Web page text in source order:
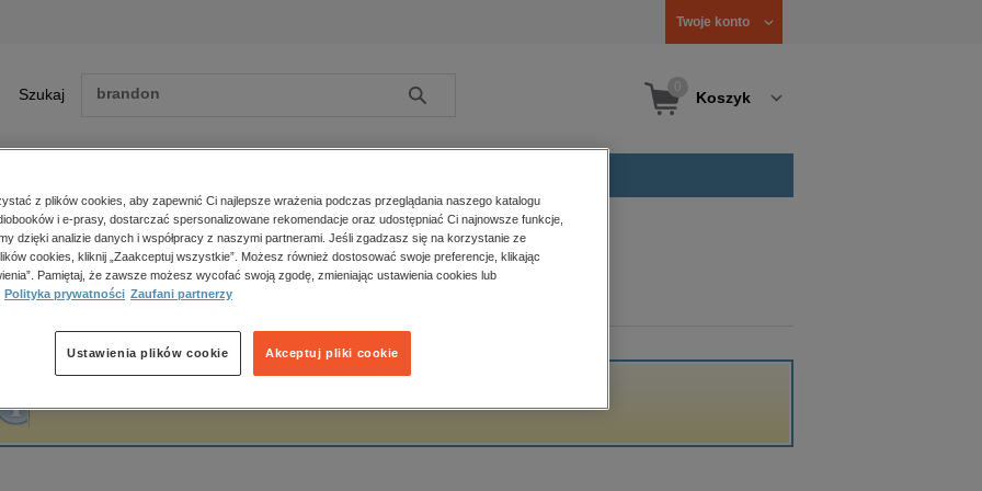
Twoje konto
Szukaj Szukaj Koszyk
Zobacz wszystkie E-prasa
polityka, społeczno-informacyjne
psychologiczne
popularno-naukowe
historia
główna Spencer Johnson
Johnson
z plików cookies, aby zapewnić Ci najlepsze wrażenia podczas przeglądania naszego katalogu
i e-prasy, dostarczać spersonalizowane rekomendacje oraz udostępniać Ci najnowsze funkcje,
dzięki analizie danych i współpracy z naszymi partnerami. Jeśli zgadzasz się na korzystanie ze
cookies, kliknij „Zaakceptuj wszystkie”. Możesz również dostosować swoje preferencje, klikając
Pamiętaj, że zawsze możesz wycofać swoją zgodę, zmieniając ustawienia cookies lub
Polityka prywatności Zaufani partnerzy
Akceptuj pliki cookie
Ustawienia plików cookie